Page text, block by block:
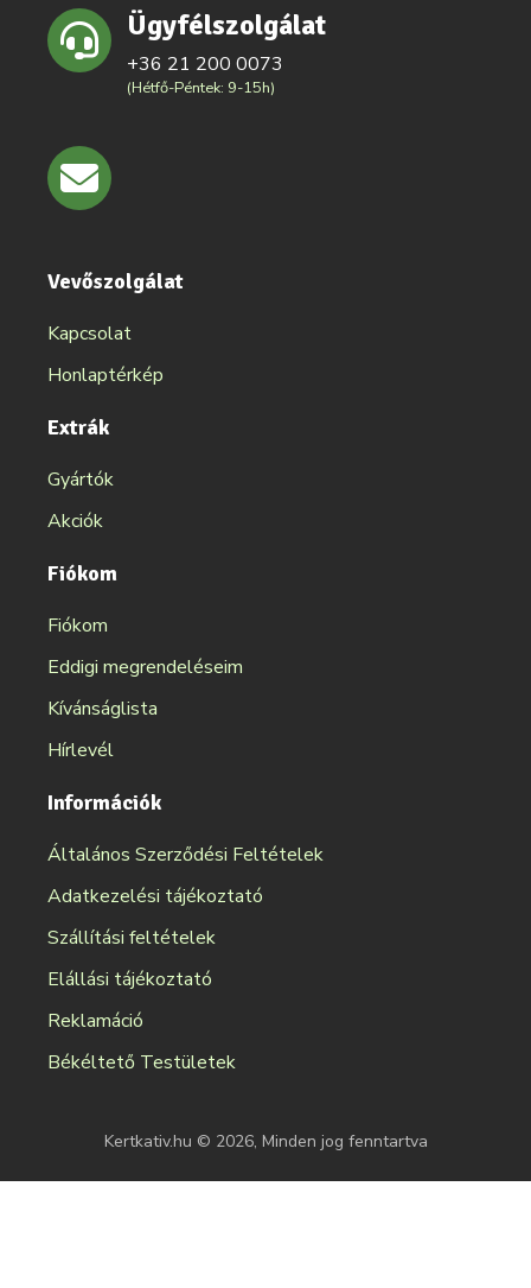
Ügyfélszolgálat
+36 21 200 0073
(Hétfő-Péntek: 9-15h)
Vevőszolgálat
Kapcsolat
Honlaptérkép
Extrák
Gyártók
Akciók
Fiókom
Fiókom
Eddigi megrendeléseim
Kívánságlista
Hírlevél
Információk
Általános Szerződési Feltételek
Adatkezelési tájékoztató
Szállítási feltételek
Elállási tájékoztató
Reklamáció
Békéltető Testületek
Kertkativ.hu © 2026, Minden jog fenntartva